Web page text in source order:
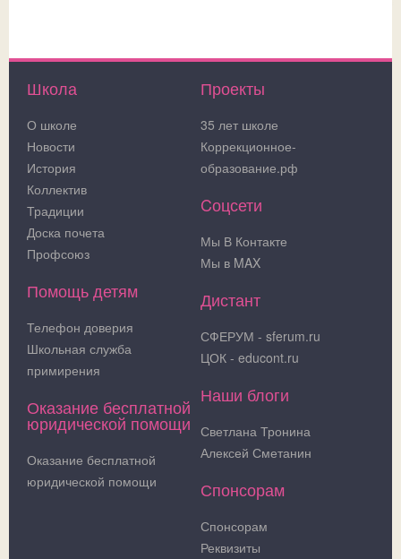
Школа
О школе
Новости
История
Коллектив
Традиции
Доска почета
Профсоюз
Помощь детям
Телефон доверия
Школьная служба
примирения
Оказание бесплатной
юридической помощи
Оказание бесплатной
юридической помощи
Проекты
35 лет школе
Коррекционное-
образование.рф
Cоцсети
Мы В Контакте
Мы в MAX
Дистант
СФЕРУМ - sferum.ru
ЦОК - educont.ru
Наши блоги
Светлана Тронина
Алексей Сметанин
Спонсорам
Спонсорам
Реквизиты